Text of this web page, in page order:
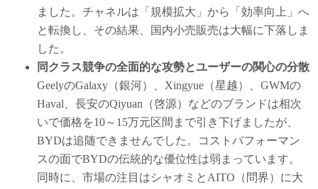
ました。チャネルは「規模拡大」から「効率向上」へ
と転換し、その結果、国内小売販売は大幅に下落しま
した。
同クラス競争の全面的な攻勢とユーザーの関心の分散
GeelyのGalaxy（銀河）、Xingyue（星越）、GWMの
Haval、長安のQiyuan（啓源）などのブランドは相次
いで価格を10～15万元区間まで引き下げましたが、
BYDは追随できませんでした。コストパフォーマン
スの面でBYDの伝統的な優位性は弱まっています。
同時に、市場の注目はシャオミとAITO（問界）に大